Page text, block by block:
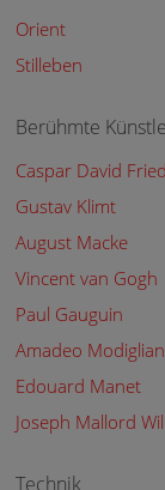
Orient
Stilleben
Berühmte
Caspar David
Gustav Klimt
August Macke
Vincent van Gogh
Paul Gauguin
Amadeo
Edouard Manet
Joseph Mallord
Technik